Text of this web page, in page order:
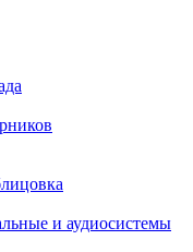
и аудиосистемы